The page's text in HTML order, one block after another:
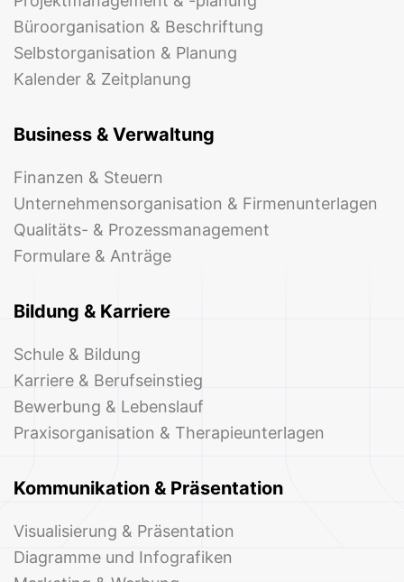
Büroorganisation & Beschriftung
Selbstorganisation & Planung
Kalender & Zeitplanung
Business & Verwaltung
Finanzen & Steuern
Unternehmensorganisation & Firmenunterlagen
Qualitäts- & Prozessmanagement
Formulare & Anträge
Bildung & Karriere
Schule & Bildung
Karriere & Berufseinstieg
Bewerbung & Lebenslauf
Praxisorganisation & Therapieunterlagen
Kommunikation & Präsentation
Visualisierung & Präsentation
Diagramme und Infografiken